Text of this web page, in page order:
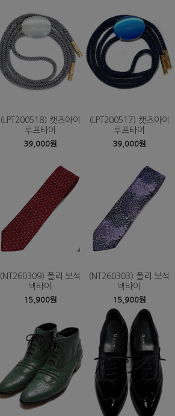
(LPT200518) 캣츠아이
루프타이
39,000원
(LPT200517) 캣츠아이
루프타이
39,000원
(NT260309) 폴리 보석
넥타이
15,900원
(NT260303) 폴리 보석
넥타이
15,900원